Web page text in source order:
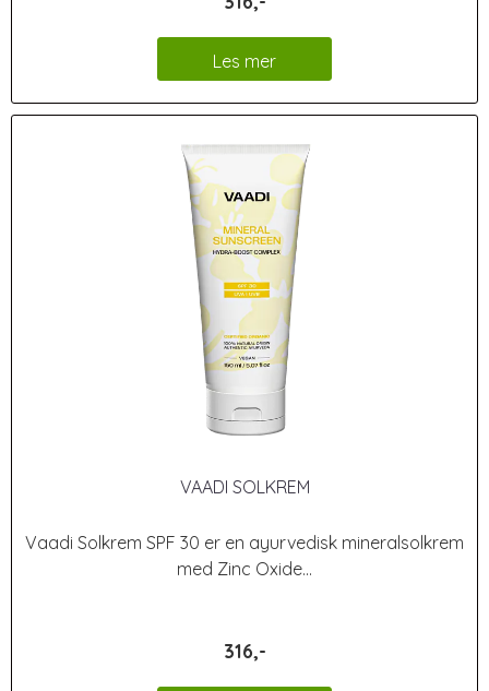
Les mer
VAADI SOLKREM
Vaadi Solkrem SPF 30 er en ayurvedisk mineralsolkrem
med Zinc Oxide...
316,-